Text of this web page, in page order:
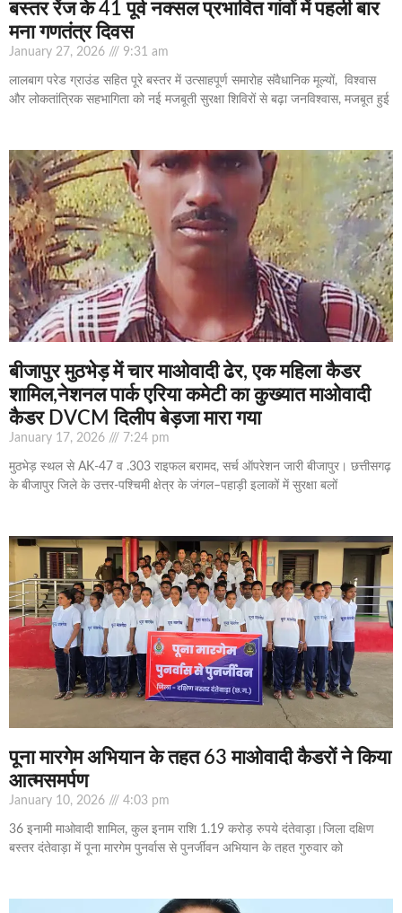
बस्तर रेंज के 41 पूर्व नक्सल प्रभावित गांवों में पहली बार
मना गणतंत्र दिवस
January 27, 2026 9:31 am
लालबाग परेड ग्राउंड सहित पूरे बस्तर में उत्साहपूर्ण समारोह संवैधानिक मूल्यों, विश्वास
और लोकतांत्रिक सहभागिता को नई मजबूती सुरक्षा शिविरों से बढ़ा जनविश्वास, मजबूत हुई
बीजापुर मुठभेड़ में चार माओवादी ढेर, एक महिला कैडर
शामिल,नेशनल पार्क एरिया कमेटी का कुख्यात माओवादी
कैडर DVCM दिलीप बेड़जा मारा गया
January 17, 2026 7:24 pm
मुठभेड़ स्थल से AK-47 व .303 राइफल बरामद, सर्च ऑपरेशन जारी बीजापुर। छत्तीसगढ़
के बीजापुर जिले के उत्तर-पश्चिमी क्षेत्र के जंगल–पहाड़ी इलाकों में सुरक्षा बलों
पूना मारगेम अभियान के तहत 63 माओवादी कैडरों ने किया
आत्मसमर्पण
January 10, 2026 4:03 pm
36 इनामी माओवादी शामिल, कुल इनाम राशि 1.19 करोड़ रुपये दंतेवाड़ा।जिला दक्षिण
बस्तर दंतेवाड़ा में पूना मारगेम पुनर्वास से पुनर्जीवन अभियान के तहत गुरुवार को